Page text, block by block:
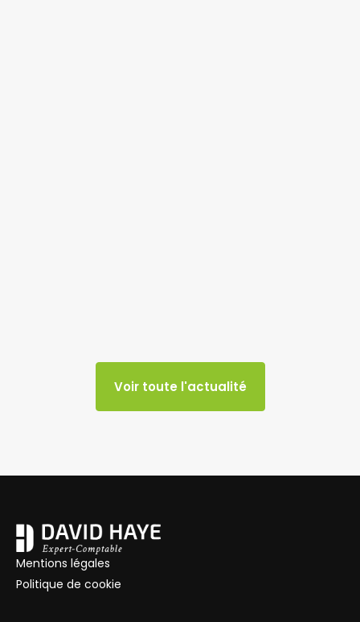
Voir toute l'actualité
Mentions légales
Politique de cookie